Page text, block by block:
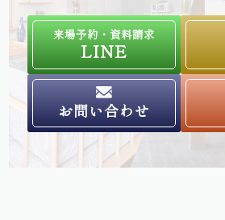
来場予約・資料請求
LINE
お問い合わせ